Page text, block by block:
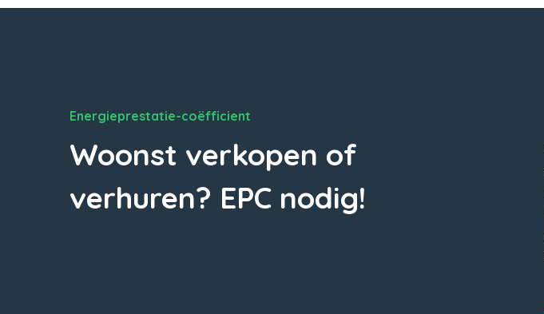
Energieprestatie-coëfficient
Woonst verkopen of
verhuren? EPC nodig!